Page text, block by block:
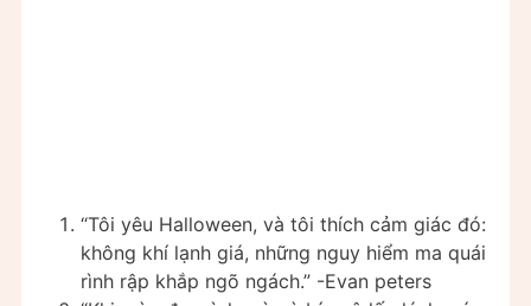
“Tôi yêu Halloween, và tôi thích cảm giác đó:
không khí lạnh giá, những nguy hiểm ma quái
rình rập khắp ngõ ngách.” -Evan peters